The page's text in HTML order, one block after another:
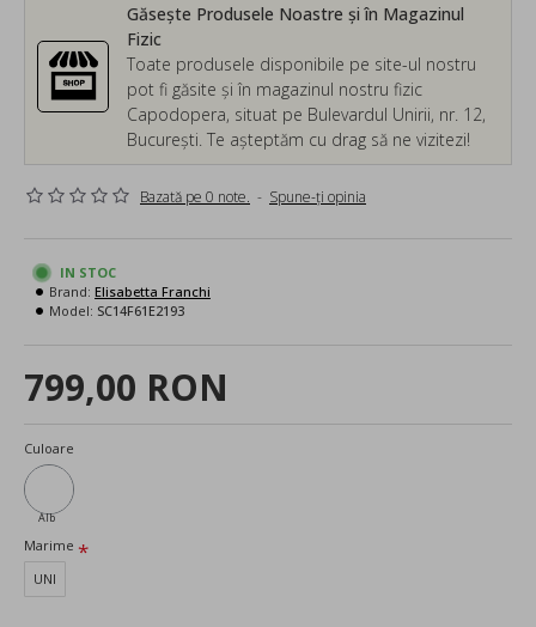
Găsește Produsele Noastre și în Magazinul
Fizic
Toate produsele disponibile pe site-ul nostru
pot fi găsite și în magazinul nostru fizic
Capodopera, situat pe Bulevardul Unirii, nr. 12,
București. Te așteptăm cu drag să ne vizitezi!
Bazată pe 0 note. - Spune-ţi opinia
799,00 RON
IN STOC
Brand: Elisabetta Franchi
Model: SC14F61E2193
Culoare
Alb
Marime
UNI